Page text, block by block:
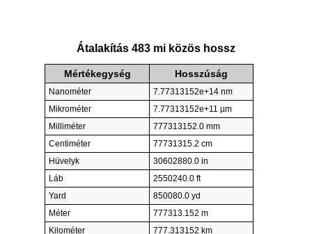
Átalakítás 483 mi közös hossz
Mértékegység Hosszúság
Nanométer
7.77313152e+14 nm
Mikrométer
7.77313152e+11 µm
Milliméter
777313152.0 mm
Centiméter
77731315.2 cm
Hüvelyk
30602880.0 in
Láb
2550240.0 ft
Yard
850080.0 yd
Méter
777313.152 m
Kilométer
777.313152 km